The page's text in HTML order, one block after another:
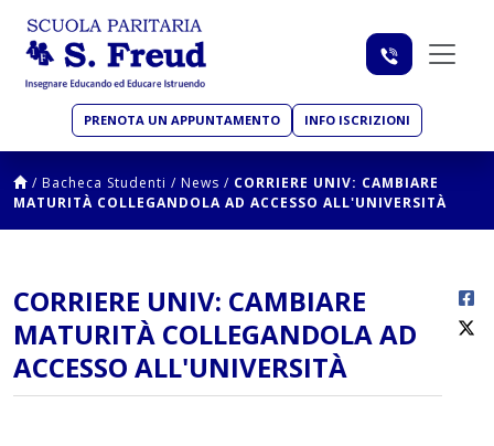
PRENOTA UN APPUNTAMENTO INFO ISCRIZIONI
/ Bacheca Studenti / News / CORRIERE UNIV: CAMBIARE
MATURITÀ COLLEGANDOLA AD ACCESSO ALL'UNIVERSITÀ
CORRIERE UNIV: CAMBIARE
MATURITÀ COLLEGANDOLA AD
ACCESSO ALL'UNIVERSITÀ